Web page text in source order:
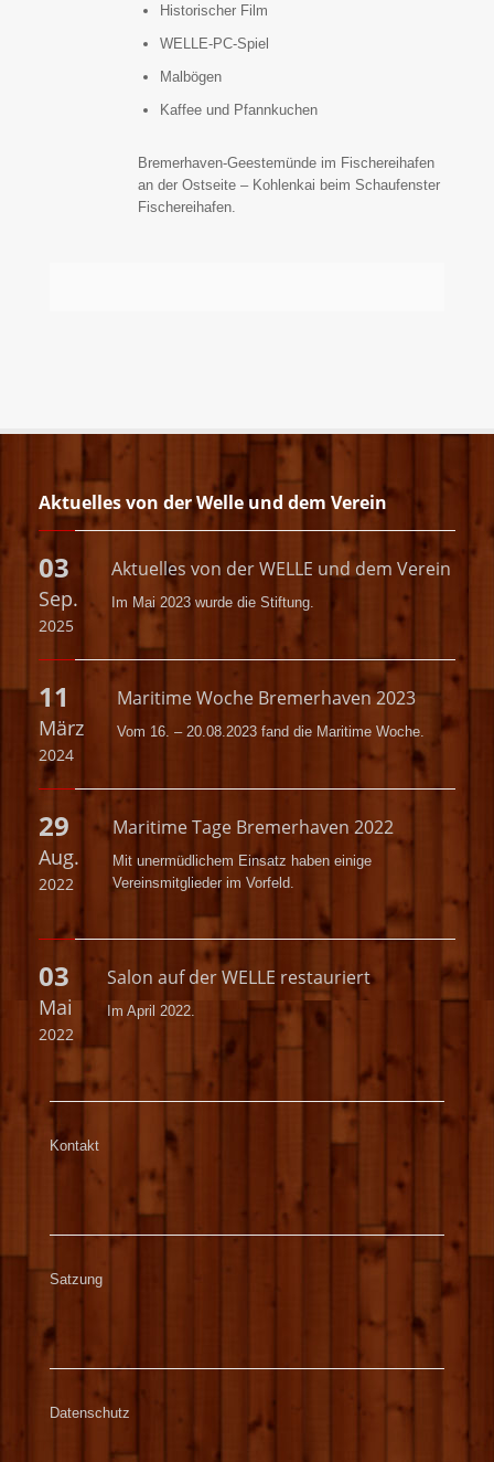
Historischer Film
WELLE-PC-Spiel
Malbögen
Kaffee und Pfannkuchen
Bremerhaven-Geestemünde im Fischereihafen
an der Ostseite – Kohlenkai beim Schaufenster
Fischereihafen.
Aktuelles von der Welle und dem Verein
03
Sep.
2025
Aktuelles von der WELLE und dem Verein
Im Mai 2023 wurde die Stiftung.
11
März
2024
Maritime Woche Bremerhaven 2023
Vom 16. – 20.08.2023 fand die Maritime Woche.
29
Aug.
2022
Maritime Tage Bremerhaven 2022
Mit unermüdlichem Einsatz haben einige
Vereinsmitglieder im Vorfeld.
03
Mai
2022
Salon auf der WELLE restauriert
Im April 2022.
Kontakt
Satzung
Datenschutz